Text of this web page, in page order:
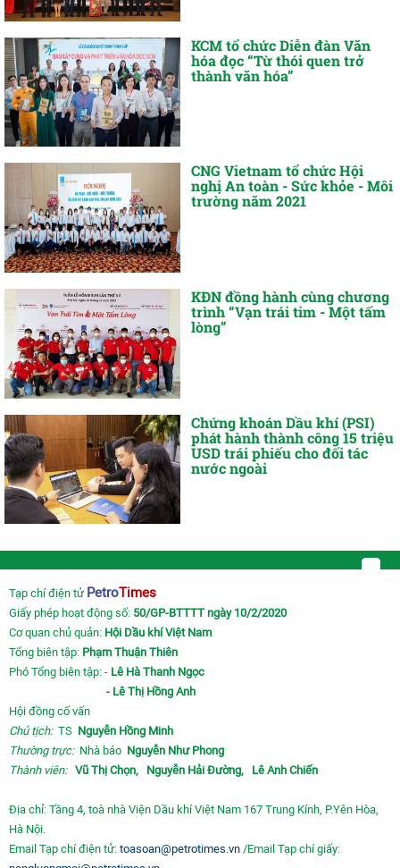
KCM tổ chức Diễn đàn Văn
hóa đọc “Từ thói quen trở
thành văn hóa”
CNG Vietnam tổ chức Hội
nghị An toàn - Sức khỏe - Môi
trường năm 2021
KĐN đồng hành cùng chương
trình “Vạn trái tim - Một tấm
lòng”
Chứng khoán Dầu khí (PSI)
phát hành thành công 15 triệu
USD trái phiếu cho đối tác
nước ngoài
Tạp chí điện tử PetroTimes
Giấy phép hoạt động số: 50/GP-BTTTT ngày 10/2/2020
Cơ quan chủ quản: Hội Dầu khí Việt Nam
Tổng biên tập: Phạm Thuận Thiên
Phó Tổng biên tập: - Lê Hà Thanh Ngọc
- Lê Thị Hồng Anh
Hội đồng cố vấn
Chủ tịch:TS Nguyễn Hồng Minh
Thường trực: Nhà báo Nguyễn Như Phong
Thành viên: Vũ Thị Chọn, Nguyễn Hải Đường, Lê Anh Chiến
Địa chỉ: Tầng 4, toà nhà Viện Dầu khí Việt Nam 167 Trung Kính, P.Yên Hòa,
Hà Nội.
Email Tạp chí điện tử: toasoan@petrotimes.vn /Email Tạp chí giấy: